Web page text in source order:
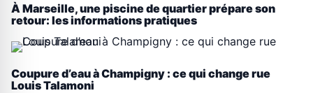
À Marseille, une piscine de quartier prépare son
retour: les informations pratiques
Coupure d’eau à Champigny : ce qui change rue
Louis Talamoni